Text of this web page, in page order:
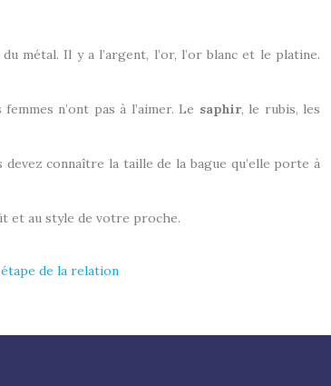
métal. Il y a l’argent, l’or, l’or blanc et le platine.
n’ont pas à l’aimer. Le saphir, le rubis, les
connaître la taille de la bague qu’elle porte à
et au style de votre proche.
de la relation